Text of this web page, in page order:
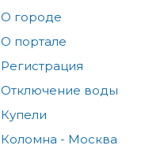
О городе
О портале
Регистрация
Отключение воды
Купели
Коломна - Москва